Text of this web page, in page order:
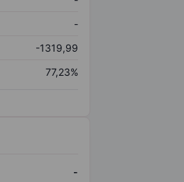
-
-1319,99
77,23%
-